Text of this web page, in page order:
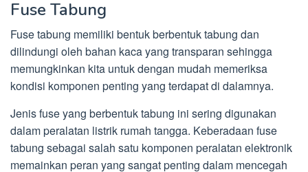
Fuse Tabung
Fuse tabung memiliki bentuk berbentuk tabung dan
dilindungi oleh bahan kaca yang transparan sehingga
memungkinkan kita untuk dengan mudah memeriksa
kondisi komponen penting yang terdapat di dalamnya.
Jenis fuse yang berbentuk tabung ini sering digunakan
dalam peralatan listrik rumah tangga. Keberadaan fuse
tabung sebagai salah satu komponen peralatan elektronik
memainkan peran yang sangat penting dalam mencegah